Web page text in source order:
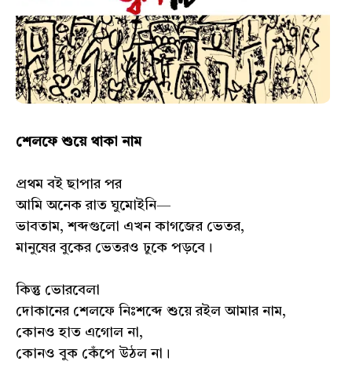
শেলফে শুয়ে থাকা নাম
প্রথম বই ছাপার পর
আমি অনেক রাত ঘুমোইনি—
ভাবতাম, শব্দগুলো এখন কাগজের ভেতর,
মানুষের বুকের ভেতরও ঢুকে পড়বে।
কিন্তু ভোরবেলা
দোকানের শেলফে নিঃশব্দে শুয়ে রইল আমার নাম,
কোনও হাত এগোল না,
কোনও বুক কেঁপে উঠল না।